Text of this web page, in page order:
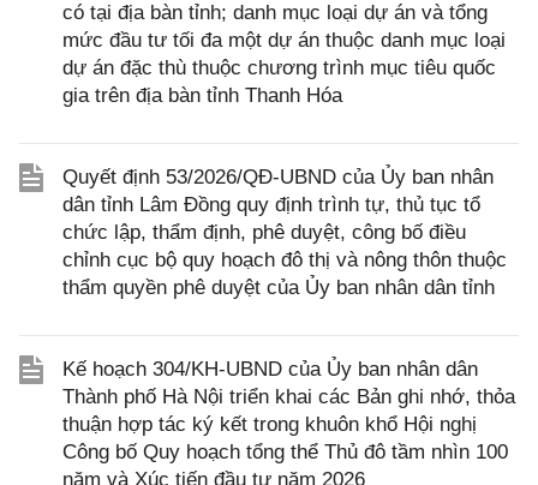
có tại địa bàn tỉnh; danh mục loại dự án và tổng
mức đầu tư tối đa một dự án thuộc danh mục loại
dự án đặc thù thuộc chương trình mục tiêu quốc
gia trên địa bàn tỉnh Thanh Hóa
Quyết định 53/2026/QĐ-UBND của Ủy ban nhân
dân tỉnh Lâm Đồng quy định trình tự, thủ tục tổ
chức lập, thẩm định, phê duyệt, công bố điều
chỉnh cục bộ quy hoạch đô thị và nông thôn thuộc
thẩm quyền phê duyệt của Ủy ban nhân dân tỉnh
Kế hoạch 304/KH-UBND của Ủy ban nhân dân
Thành phố Hà Nội triển khai các Bản ghi nhớ, thỏa
thuận hợp tác ký kết trong khuôn khổ Hội nghị
Công bố Quy hoạch tổng thể Thủ đô tầm nhìn 100
năm và Xúc tiến đầu tư năm 2026